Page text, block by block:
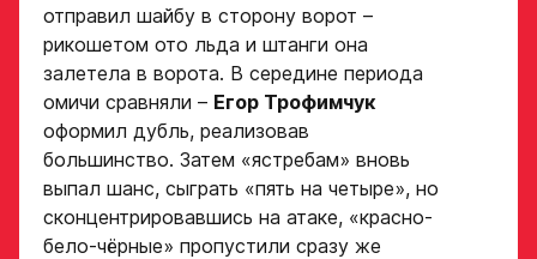
отправил шайбу в сторону ворот –
рикошетом ото льда и штанги она
залетела в ворота. В середине периода
омичи сравняли – Егор Трофимчук
оформил дубль, реализовав
большинство. Затем «ястребам» вновь
выпал шанс, сыграть «пять на четыре», но
сконцентрировавшись на атаке, «красно-
бело-чёрные» пропустили сразу же
Заявка
на просмотр
в Хоккейную
Академию
«Авангард»
Дата рождения игрока
полностью
Рост игрока